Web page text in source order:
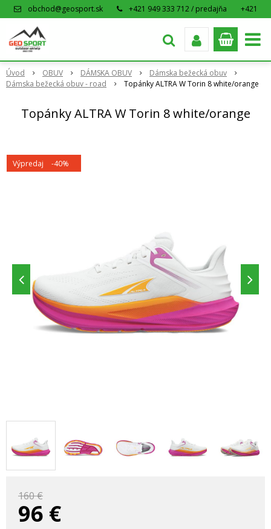
obchod@geosport.sk +421 949 333 712 / predajňa
+421
Úvod OBUV DÁMSKA OBUV
Dámska bežecká obuv
Dámska bežecká obuv - road
Topánky ALTRA W Torin 8 white/orange
Topánky ALTRA W Torin 8 white/orange
Výpredaj -40%
160 €
96 €